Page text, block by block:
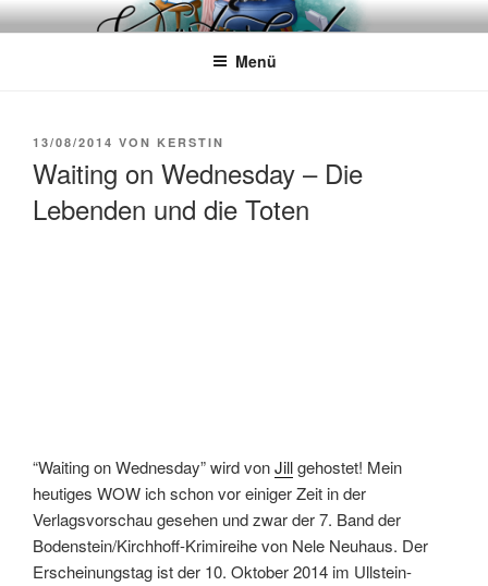
Zum
InhaltWÖRTERKATZE
Von Büchern erzählen
Menü
VERÖFFENTLICHT
13/08/2014 VON KERSTIN
Waiting on Wednesday – Die
Lebenden und die Toten
“Waiting on Wednesday” wird vonJillgehostet! Mein
heutiges WOW ich schon vor einiger Zeit in der
Verlagsvorschau gesehen und zwar der 7. Band der
Bodenstein/Kirchhoff-Krimireihe von Nele Neuhaus. Der
Erscheinungstag ist der 10. Oktober 2014 im Ullstein-